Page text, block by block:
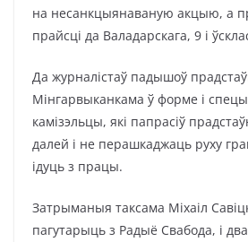
на несанкцыянаваную акцыю, а
прайсці да Валадарскага, 9 і
Да журналістаў падышоў
Мінгарвыканкама ў форме і
камізэльцы, які папрасіў
далей і не перашкаджаць руху
ідуць з працы.
Затрыманыя таксама Міхаіл
пагутарыць з Радыё Свабода, і